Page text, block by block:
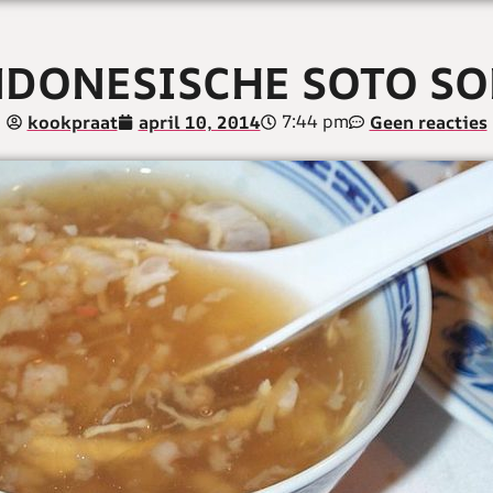
SOTO
kookpraat april 10, 2014 7:44 pm Geen reacties